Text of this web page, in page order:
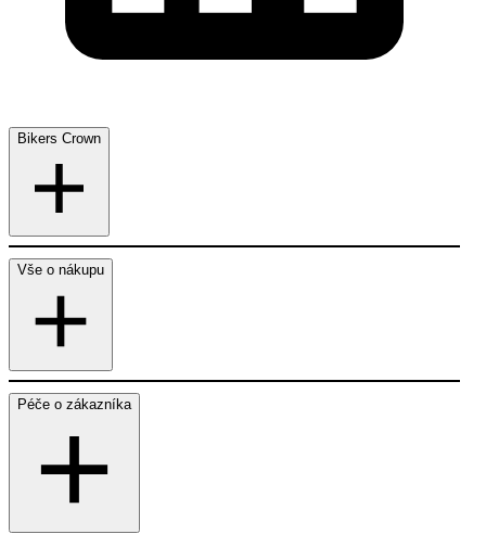
Bikers Crown
Vše o nákupu
Péče o zákazníka